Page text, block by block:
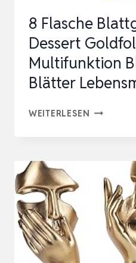
8 Flasche
Dessert
Multifunktion
Blätter
WEITERLESEN 8
DESSERT
FLOCKEN